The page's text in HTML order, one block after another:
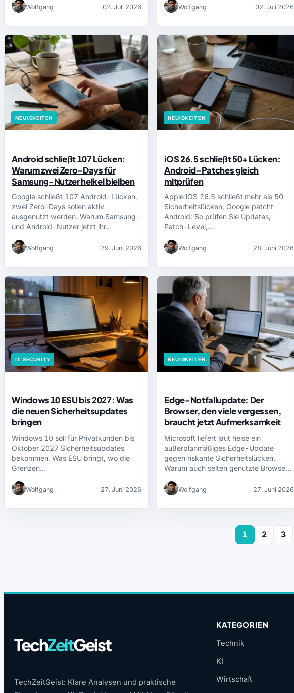
Wolfgang 02. Juli 2026 Wolfgang 02. Juli 2026
NEUIGKEITEN
Android schließt 107 Lücken:
Warum zwei Zero-Days für
Samsung-Nutzer heikel bleiben
Google schließt 107 Android-Lücken,
zwei Zero-Days sollen aktiv
ausgenutzt werden. Warum Samsung-
und Android-Nutzer jetzt ihr…
Wolfgang 29. Juni 2026
NEUIGKEITEN
iOS 26.5 schließt 50+ Lücken:
Android-Patches gleich
mitprüfen
Apple iOS 26.5 schließt mehr als 50
Sicherheitslücken, Google patcht
Android: So prüfen Sie Updates,
Patch-Level,…
Wolfgang 28. Juni 2026
IT SECURITY
Windows 10 ESU bis 2027: Was
die neuen Sicherheitsupdates
bringen
Windows 10 soll für Privatkunden bis
Oktober 2027 Sicherheitsupdates
bekommen. Was ESU bringt, wo die
Grenzen…
Wolfgang 27. Juni 2026
NEUIGKEITEN
Edge-Notfallupdate: Der
Browser, den viele vergessen,
braucht jetzt Aufmerksamkeit
Microsoft liefert laut heise ein
außerplanmäßiges Edge-Update
gegen riskante Sicherheitslücken.
Warum auch selten genutzte Browser
Wolfgang 27. Juni 2026
1 2 3
TechZeitGeist
TechZeitGeist: Klare Analysen und praktische
KATEGORIEN
Technik
KI
Wirtschaft